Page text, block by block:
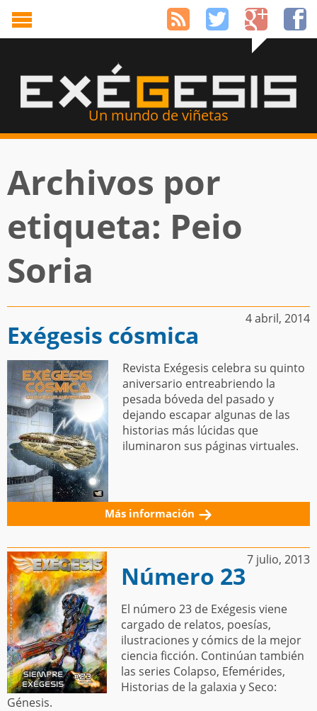
Un mundo de viñetas
Archivos por
etiqueta: Peio
Soria
Exégesis cósmica
4 abril, 2014
Revista Exégesis celebra su quinto
aniversario entreabriendo la
pesada bóveda del pasado y
dejando escapar algunas de las
historias más lúcidas que
iluminaron sus páginas virtuales.
Más información
Número 23
7 julio, 2013
El número 23 de Exégesis viene
cargado de relatos, poesías,
ilustraciones y cómics de la mejor
ciencia ficción. Continúan también
las series Colapso, Efemérides,
Historias de la galaxia y Seco:
Génesis.